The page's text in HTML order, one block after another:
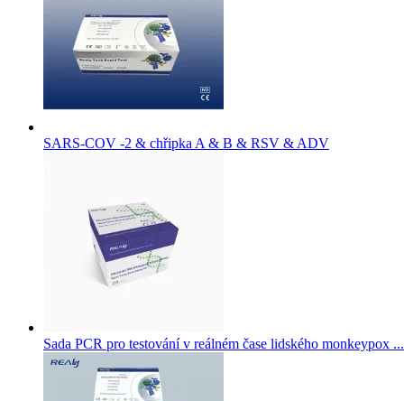
SARS-COV -2 & chřipka A & B & RSV & ADV
Sada PCR pro testování v reálném čase lidského monkeypox ...